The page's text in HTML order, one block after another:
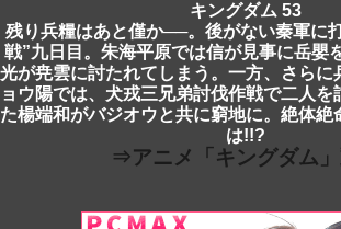
キングダム 53
残り兵糧はあと僅か──。後がない秦軍に
戦”九日目。朱海平原では信が見事に岳嬰
光が尭雲に討たれてしまう。一方、さらに
ョウ陽では、犬戎三兄弟討伐作戦で二人を
た楊端和がバジオウと共に窮地に。絶体絶
は!!?
⇒アニメ「キングダム